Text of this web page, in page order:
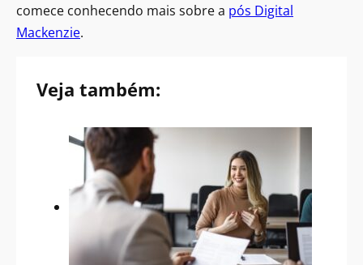
comece conhecendo mais sobre a pós Digital
Mackenzie.
Veja também: